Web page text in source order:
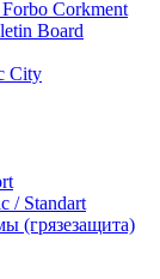
Corkment
Board
City
/ Standart
(грязезащита)